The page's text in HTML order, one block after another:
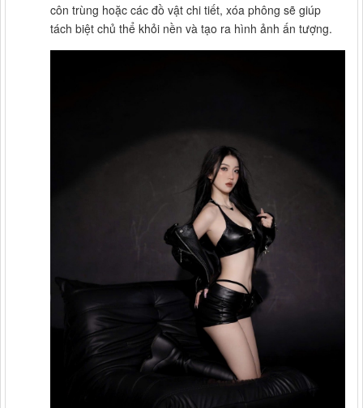
côn trùng hoặc các đồ vật chi tiết, xóa phông sẽ giúp
tách biệt chủ thể khỏi nền và tạo ra hình ảnh ấn tượng.